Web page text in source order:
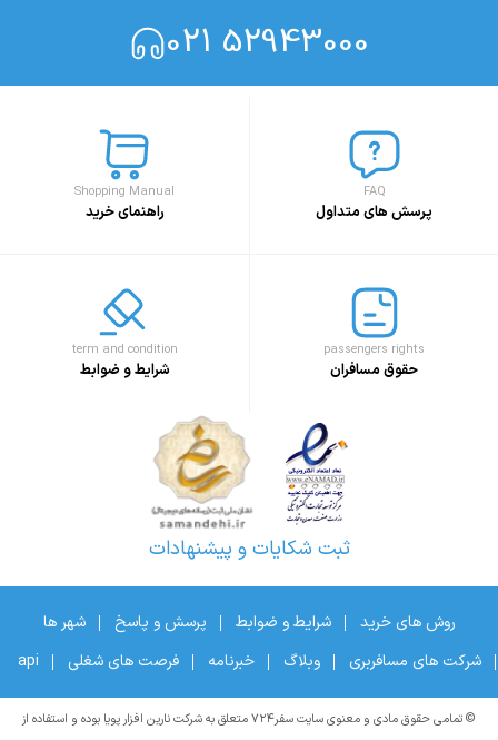
021 52943000
FAQ
پرسش های متداول
Shopping Manual
راهنمای خرید
passengers rights
حقوق مسافران
term and condition
شرایط و ضوابط
ثبت شکایات و پیشنهادات
روش های خرید شرایط و ضوابط پرسش و پاسخ
شهر ها
شرکت های مسافربری
وبلاگ خبرنامه فرصت های شغلی api
© تمامی حقوق مادی و معنوی سایت سفر۷۲۴ متعلق به شرکت نارین افزار پویا بوده و استفاده از